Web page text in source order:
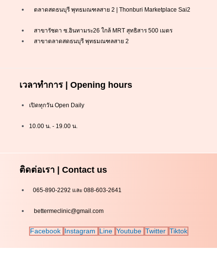
ตลาดสดธนบุรี พุทธมณฑลสาย 2 | Thonburi Marketplace Sai2
สาขารัชดา ซ.อินทามระ26 ใกล้ MRT สุทธิสาร 500 เมตร
สาขาตลาดสดธนบุรี พุทธมณฑลสาย 2
เวลาทำการ | Opening hours
เปิดทุกวัน Open Daily
10.00 น. - 19.00 น.
ติดต่อเรา | Contact us
065-890-2292 และ 088-603-2641
bettermeclinic@gmail.com
Facebook Instagram Line Youtube Twitter Tiktok